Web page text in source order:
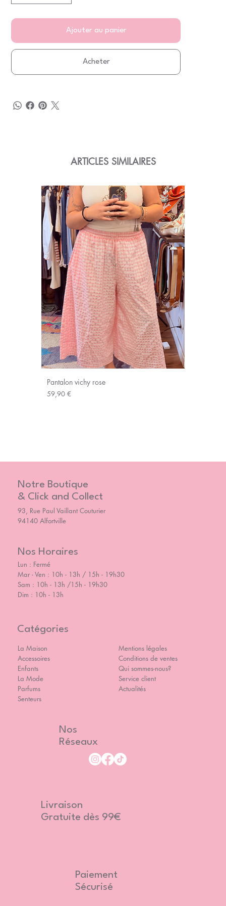
Ajouter au panier
Acheter
ARTICLES SIMILAIRES
Pantalon vichy rose
Prix
59,90 €
Notre Boutique
& Click and Collect
93, Rue Paul Vaillant Couturier
94140 Alfortville
Nos Horaires
Lun : Fermé
Mar - Ven : 10h - 13h / 15h - 19h30
Sam : 10h - 13h /15h - 19h30
Dim : 10h - 13h
Catégories
La Maison
Accessoires
Enfants
La Mode
Parfums
Senteurs
Mentions légales
Conditions de ventes
Qui sommes-nous?
Service client
Actualités
Nos
Réseaux
Livraison
Gratuite dès 99€
Paiement
Sécurisé